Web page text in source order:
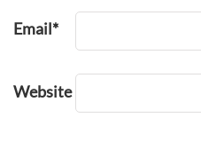
Email*
Website